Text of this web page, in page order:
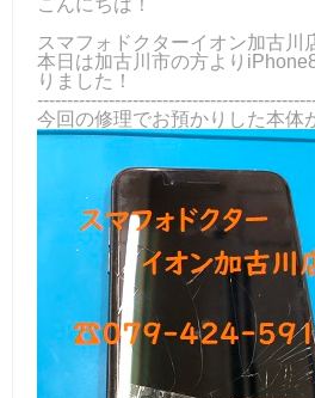
こんにちは！
スマフォドクターイオン加古川
本日は加古川市の方より
りました！
今回の修理でお預かりした本体